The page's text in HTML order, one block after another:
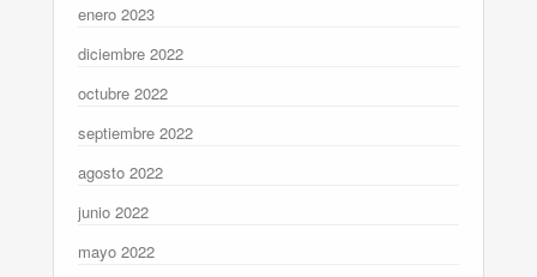
enero 2023
diciembre 2022
octubre 2022
septiembre 2022
agosto 2022
junio 2022
mayo 2022